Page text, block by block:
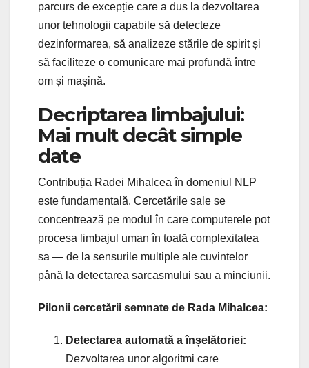
parcurs de excepție care a dus la dezvoltarea
unor tehnologii capabile să detecteze
dezinformarea, să analizeze stările de spirit și
să faciliteze o comunicare mai profundă între
om și mașină.
Decriptarea limbajului:
Mai mult decât simple
date
Contribuția Radei Mihalcea în domeniul NLP
este fundamentală. Cercetările sale se
concentrează pe modul în care computerele pot
procesa limbajul uman în toată complexitatea
sa — de la sensurile multiple ale cuvintelor
până la detectarea sarcasmului sau a minciunii.
Pilonii cercetării semnate de Rada Mihalcea:
Detectarea automată a înșelătoriei:
Dezvoltarea unor algoritmi care